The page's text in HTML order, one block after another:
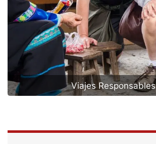
Viajes Responsables